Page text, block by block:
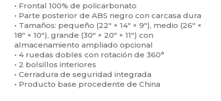
• Frontal 100% de policarbonato
• Parte posterior de ABS negro con carcasa dura
• Tamaños: pequeño (22″ × 14″ × 9″), medio (26″ ×
18″ × 10″), grande (30″ × 20″ × 11″) con
almacenamiento ampliado opcional
• 4 ruedas dobles con rotación de 360°
• 2 bolsillos interiores
• Cerradura de seguridad integrada
• Producto base procedente de China